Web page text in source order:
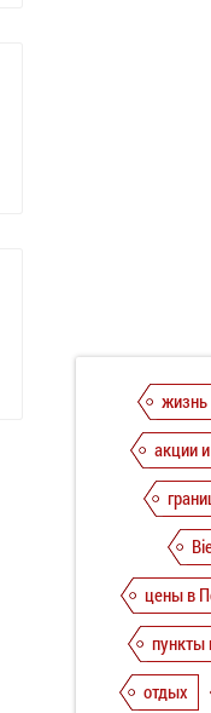
акции
цены в
пункты
отдых